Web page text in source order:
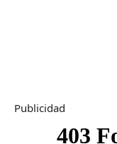
Publicidad